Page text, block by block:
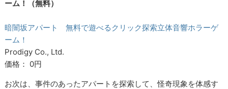
ーム！（無料）
暗闇坂アパート 無料で遊べるクリック探索立体音響ホラーゲ
ーム！
Prodigy Co., Ltd.
価格： 0円
お次は、事件のあったアパートを探索して、怪奇現象を体感す